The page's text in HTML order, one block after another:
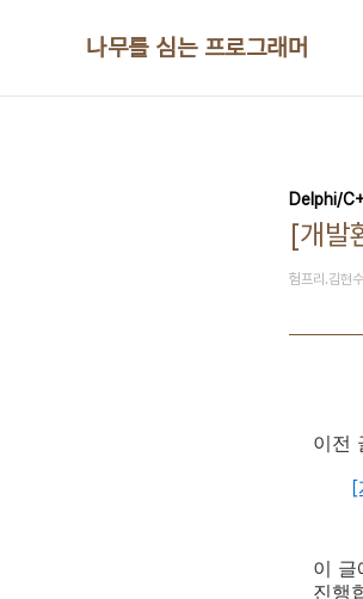
나무를 심는 프로그래머
Delphi/
[개발
험프리.김현수
이전
[
이 글
진행